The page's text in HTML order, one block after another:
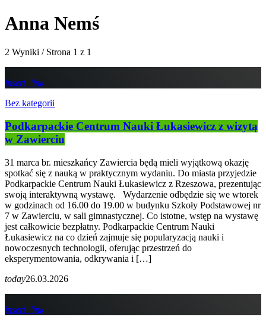
Anna Nemś
2 Wyniki / Strona 1 z 1
insert_link
Bez kategorii
Podkarpackie Centrum Nauki Łukasiewicz z wizytą
w Zawierciu
31 marca br. mieszkańcy Zawiercia będą mieli wyjątkową okazję
spotkać się z nauką w praktycznym wydaniu. Do miasta przyjedzie
Podkarpackie Centrum Nauki Łukasiewicz z Rzeszowa, prezentując
swoją interaktywną wystawę. Wydarzenie odbędzie się we wtorek
w godzinach od 16.00 do 19.00 w budynku Szkoły Podstawowej nr
7 w Zawierciu, w sali gimnastycznej. Co istotne, wstęp na wystawę
jest całkowicie bezpłatny. Podkarpackie Centrum Nauki
Łukasiewicz na co dzień zajmuje się popularyzacją nauki i
nowoczesnych technologii, oferując przestrzeń do
eksperymentowania, odkrywania i […]
today26.03.2026
insert_link